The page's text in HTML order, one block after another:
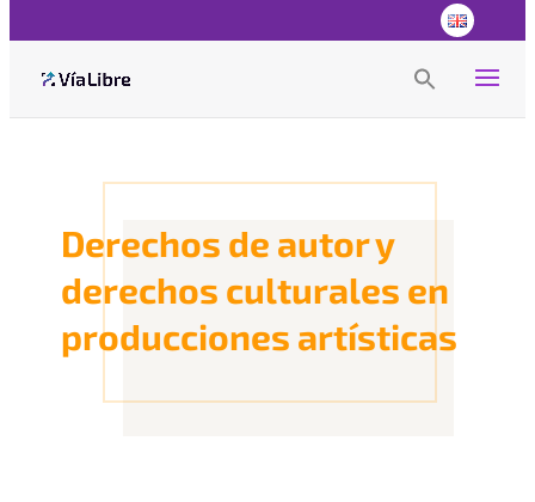
Search Button
Derechos de autor y
derechos culturales en
producciones artísticas